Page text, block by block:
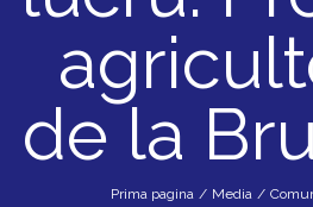
de la
Prima pagina / Media /